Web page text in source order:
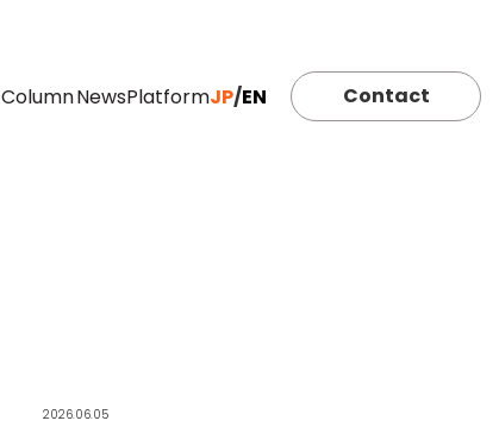
ColumnNewsPlatformJP/EN Contact
2026.06.05